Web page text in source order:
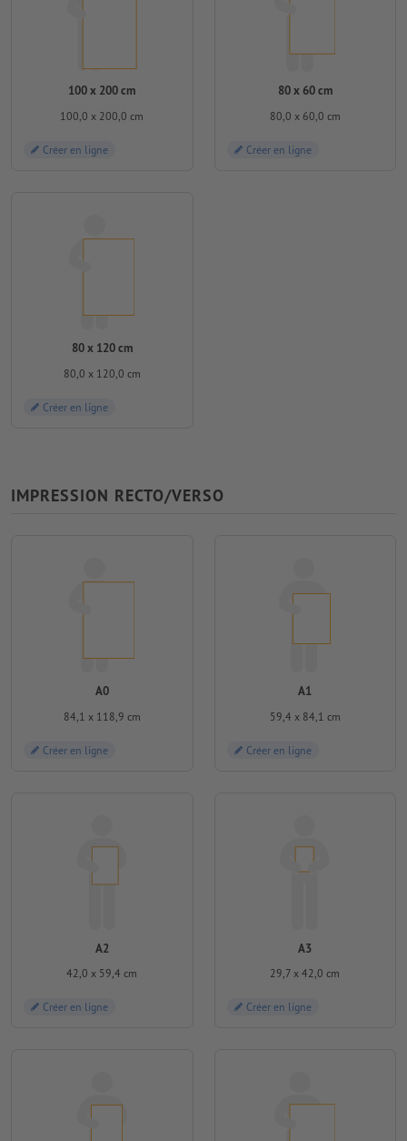
100 x 200 cm
100,0 x 200,0 cm
Créer en ligne
80 x 60 cm
80,0 x 60,0 cm
Créer en ligne
80 x 120 cm
80,0 x 120,0 cm
Créer en ligne
IMPRESSION RECTO/VERSO
A0
84,1 x 118,9 cm
Créer en ligne
A1
59,4 x 84,1 cm
Créer en ligne
A2
42,0 x 59,4 cm
Créer en ligne
A3
29,7 x 42,0 cm
Créer en ligne